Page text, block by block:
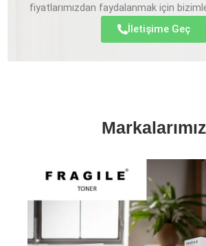
fiyatlarımızdan faydalanmak için
İletişime Geç
Markalarımız